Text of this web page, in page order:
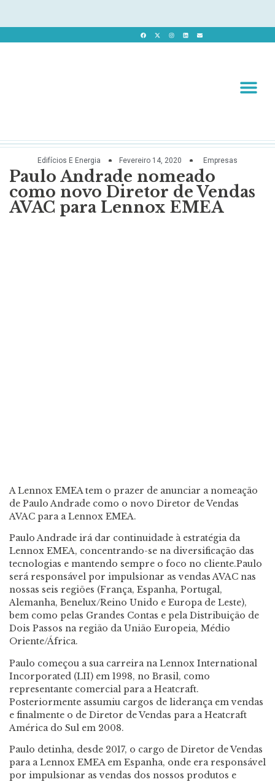
Edifícios E Energia Fevereiro 14, 2020 Empresas
Paulo Andrade nomeado
como novo Diretor de Vendas
AVAC para Lennox EMEA
A Lennox EMEA tem o prazer de anunciar a nomeação
de Paulo Andrade como o novo Diretor de Vendas
AVAC para a Lennox EMEA.
Paulo Andrade irá dar continuidade à estratégia da
Lennox EMEA, concentrando-se na diversificação das
tecnologias e mantendo sempre o foco no cliente.Paulo
será responsável por impulsionar as vendas AVAC nas
nossas seis regiões (França, Espanha, Portugal,
Alemanha, Benelux/Reino Unido e Europa de Leste),
bem como pelas Grandes Contas e pela Distribuição de
Dois Passos na região da União Europeia, Médio
Oriente/África.
Paulo começou a sua carreira na Lennox International
Incorporated (LII) em 1998, no Brasil, como
representante comercial para a Heatcraft.
Posteriormente assumiu cargos de liderança em vendas
e finalmente o de Diretor de Vendas para a Heatcraft
América do Sul em 2008.
Paulo detinha, desde 2017, o cargo de Diretor de Vendas
para a Lennox EMEA em Espanha, onde era responsável
por impulsionar as vendas dos nossos produtos e